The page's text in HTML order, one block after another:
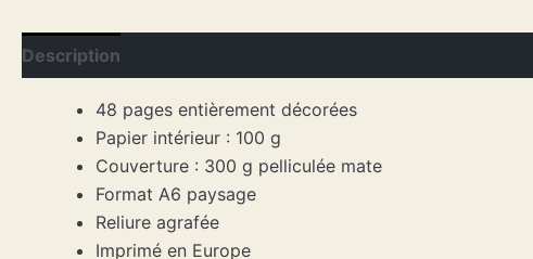
Description
48 pages entièrement décorées
Papier intérieur : 100 g
Couverture : 300 g pelliculée mate
Format A6 paysage
Reliure agrafée
Imprimé en Europe